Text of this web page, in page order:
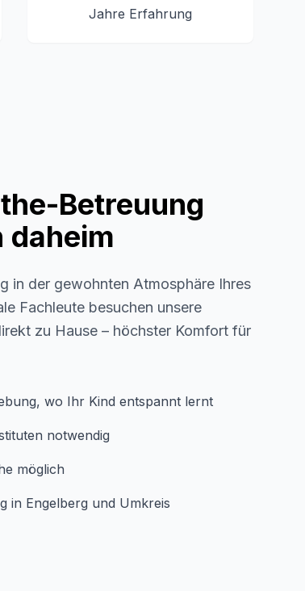
Jahre Erfahrung
Betreuung
daheim
in der gewohnten Atmosphäre Ihres
Fachleute besuchen unsere
zu Hause – höchster Komfort für
wo Ihr Kind entspannt lernt
notwendig
möglich
in Engelberg und Umkreis